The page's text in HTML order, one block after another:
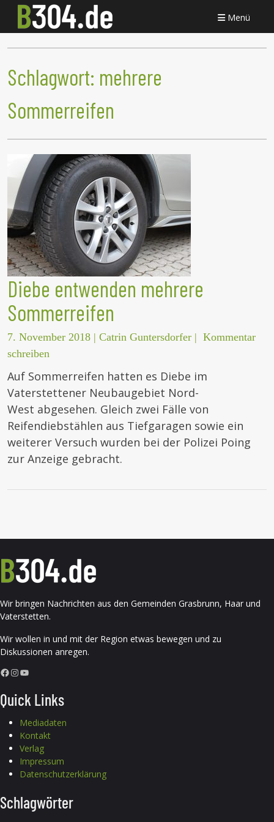
Menü
Schlagwort: mehrere
Sommerreifen
Diebe entwenden mehrere
Sommerreifen
7. November 2018 | Catrin Guntersdorfer | Kommentar
schreiben
Auf Sommerreifen hatten es Diebe im
Vaterstettener Neubaugebiet Nord-
West abgesehen. Gleich zwei Fälle von
Reifendiebstählen aus Tiefgaragen sowie ein
weiterer Versuch wurden bei der Polizei Poing
zur Anzeige gebracht.
Wir bringen Nachrichten aus den Gemeinden Grasbrunn, Haar und
Vaterstetten.
Wir wollen in und mit der Region etwas bewegen und zu
Diskussionen anregen.
Facebook InstagramYouTube
Quick Links
Mediadaten
Kontakt
Verlag
Impressum
Datenschutzerklärung
Schlagwörter